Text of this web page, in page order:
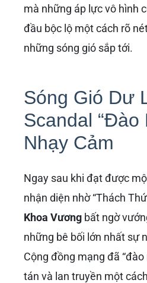
mà những áp lực vô hình
đầu bộc lộ một cách rõ
những sóng gió sắp tới.
Sóng Gió Dư
Scandal “Đào
Nhạy Cảm
Ngay sau khi đạt được
nhận diện nhờ “Thách
Khoa Vương bất ngờ
những bê bối lớn nhất sự
Cộng đồng mạng đã
tán và lan truyền một